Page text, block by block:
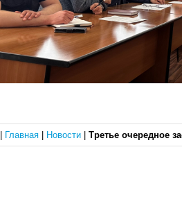
Главная Новости Третье очередное